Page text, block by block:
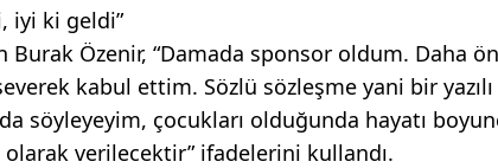
iyi ki geldi”
Burak Özenir, “Damada sponsor oldum. Daha
kabul ettim. Sözlü sözleşme yani bir
söyleyeyim, çocukları olduğunda hayatı
verilecektir” ifadelerini kullandı.